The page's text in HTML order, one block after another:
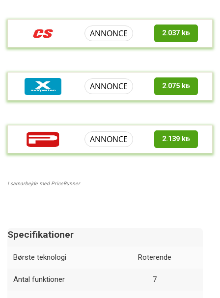
ANNONCE 2.037 kr.
ANNONCE 2.075 kr.
ANNONCE 2.139 kr.
I samarbejde med PriceRunner
Specifikationer
Børste teknologi Roterende
Antal funktioner 7